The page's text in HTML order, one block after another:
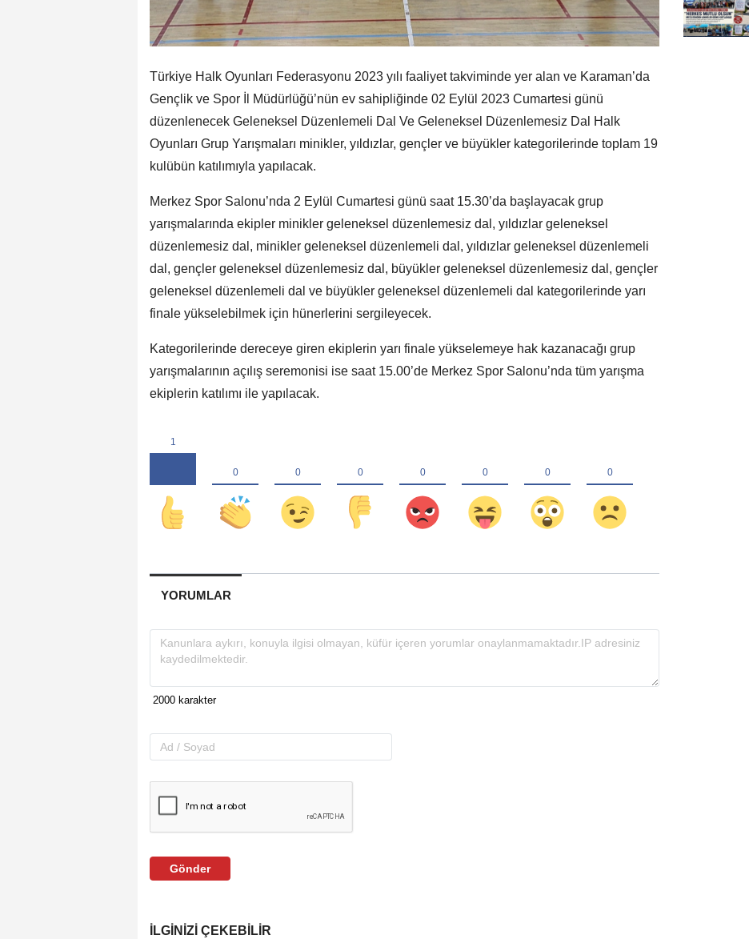
Türkiye Halk Oyunları Federasyonu 2023 yılı faaliyet takviminde yer alan ve Karaman’da
Gençlik ve Spor İl Müdürlüğü’nün ev sahipliğinde 02 Eylül 2023 Cumartesi günü
düzenlenecek Geleneksel Düzenlemeli Dal Ve Geleneksel Düzenlemesiz Dal Halk
Oyunları Grup Yarışmaları minikler, yıldızlar, gençler ve büyükler kategorilerinde toplam 19
kulübün katılımıyla yapılacak.
Merkez Spor Salonu’nda 2 Eylül Cumartesi günü saat 15.30’da başlayacak grup
yarışmalarında ekipler minikler geleneksel düzenlemesiz dal, yıldızlar geleneksel
düzenlemesiz dal, minikler geleneksel düzenlemeli dal, yıldızlar geleneksel düzenlemeli
dal, gençler geleneksel düzenlemesiz dal, büyükler geleneksel düzenlemesiz dal, gençler
geleneksel düzenlemeli dal ve büyükler geleneksel düzenlemeli dal kategorilerinde yarı
finale yükselebilmek için hünerlerini sergileyecek.
Kategorilerinde dereceye giren ekiplerin yarı finale yükselemeye hak kazanacağı grup
yarışmalarının açılış seremonisi ise saat 15.00’de Merkez Spor Salonu’nda tüm yarışma
ekiplerin katılımı ile yapılacak.
YORUMLAR
Gönder
İLGINIZI ÇEKEBILIR